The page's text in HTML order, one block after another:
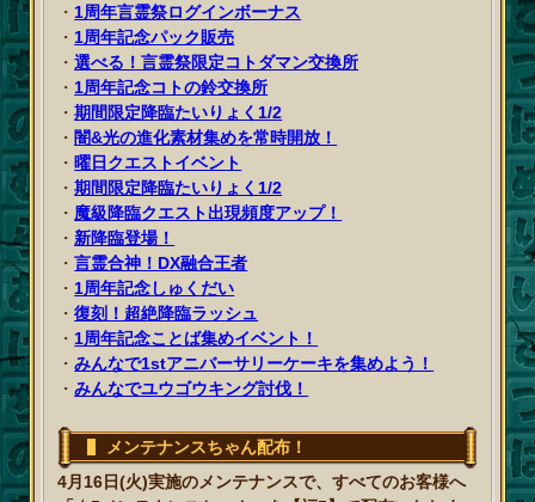
・ 1周年言霊祭ログインボーナス
・ 1周年記念パック販売
・選べる！言霊祭限定コトダマン交換所
・ 1周年記念コトの鈴交換所
・期間限定降臨たいりょく1/2
・闇&光の進化素材集めを常時開放！
・曜日クエストイベント
・期間限定降臨たいりょく1/2
・ 魔級降臨クエスト出現頻度アップ！
・ 新降臨登場！
・言霊合神！DX融合王者
・ 1周年記念しゅくだい
・復刻！超絶降臨ラッシュ
・ 1周年記念ことば集めイベント！
・みんなで1stアニバーサリーケーキを集めよう！
・みんなでユウゴウキング討伐！
メンテナンスちゃん配布！
4月16日(火)実施のメンテナンスで、すべてのお客様へ